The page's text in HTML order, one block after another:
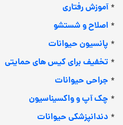
*آموزش رفتاری
*اصلاح و شستشو
* پانسیون حیوانات
* تخفیف برای کیس های حمایتی
* جراحی حیوانات
* چک آپ و واکسیناسیون
*دندانپزشکی حیوانات